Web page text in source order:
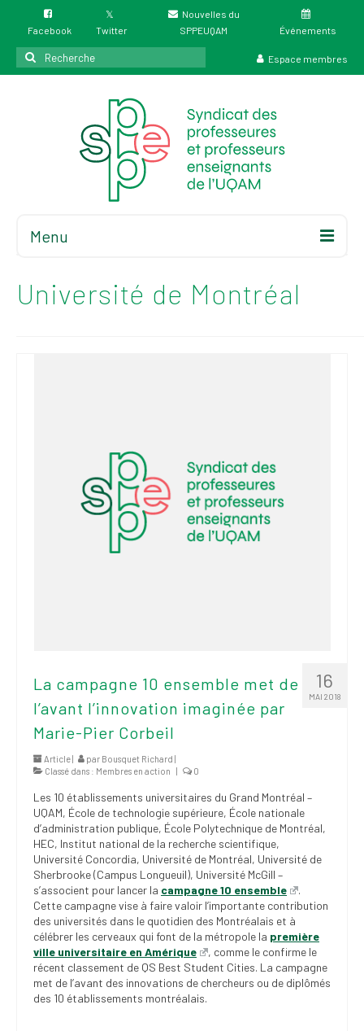
Facebook Twitter
Nouvelles du
SPPEUQAM
Événements
Rechercher
:
Espace membres
Menu
Statuts et
règlements
Politiques
d’écran – Place à
notre valorisation
Vignettes
Publications
Nouvelles du
SPPEUQAM
Communiqués
SPPEUQAM@ctualités
et Bilans
Négociation
SCCUQ@
Université de Montréal
16
MAI 2018
La campagne 10 ensemble met de
l’avant l’innovation imaginée par
Marie-Pier Corbeil
Article | par Bousquet Richard |
Classé dans : Membres en action | 0
Les 10 établissements universitaires du Grand Montréal –
UQAM, École de technologie supérieure, École nationale
d’administration publique, École Polytechnique de Montréal,
HEC, Institut national de la recherche scientifique,
Université Concordia, Université de Montréal, Université de
Sherbrooke (Campus Longueuil), Université McGill –
s’associent pour lancer la campagne 10 ensemble
.
Cette campagne vise à faire valoir l’importante contribution
des universités dans le quotidien des Montréalais et à
célébrer les cerveaux qui font de la métropole la première
ville universitaire en Amérique
, comme le confirme le
récent classement de QS Best Student Cities. La campagne
met de l’avant des innovations de chercheurs ou de diplômés
des 10 établissements montréalais.